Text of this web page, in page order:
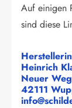
Auf einigen
sind diese
Heinrich
Neuer
42111